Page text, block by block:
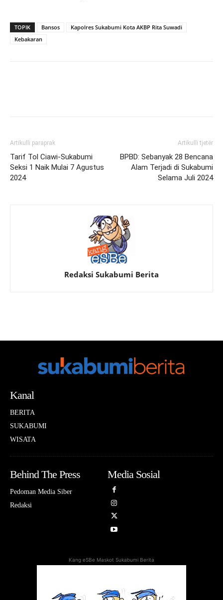
TOPIK Bansos
Kapolres Sukabumi Kota AKBP Rita Suwadi
Kebakaran
Artikulli paraprak
Tarif Tol Ciawi-Sukabumi
Seksi 1 Naik Mulai 7 Agustus
2024
Artikulli tjetër
BPBD: Sebanyak 28 Bencana
Alam Terjadi di Sukabumi
Selama Juli 2024
Redaksi Sukabumi Berita
Kanal
BERITA
SUKABUMI
WISATA
Behind The Press
Pedoman Media Siber
Redaksi
Media Sosial
Kang eSBe Maskot Sukabumi Berita